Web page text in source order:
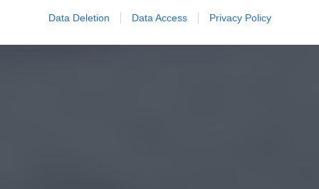
Data Deletion Data Access Privacy Policy